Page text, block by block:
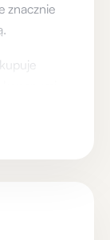
znacznie
i
rozwoju.
pod